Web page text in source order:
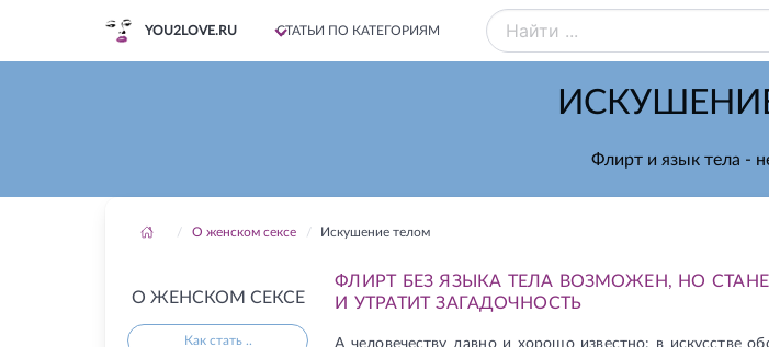
YOU2LOVE.RU СТАТЬИ ПО КАТЕГОРИЯМ
Флирт и язык тела -
О женском сексе Искушение телом
О ЖЕНСКОМ СЕКСЕ
Как стать ..
ФЛИРТ БЕЗ ЯЗЫКА ТЕЛА ВОЗМОЖЕН, НО
И УТРАТИТ ЗАГАДОЧНОСТЬ
А человечеству давно и хорошо известно: в искусстве